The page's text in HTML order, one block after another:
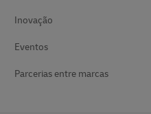
Inovação
Eventos
Parcerias entre marcas